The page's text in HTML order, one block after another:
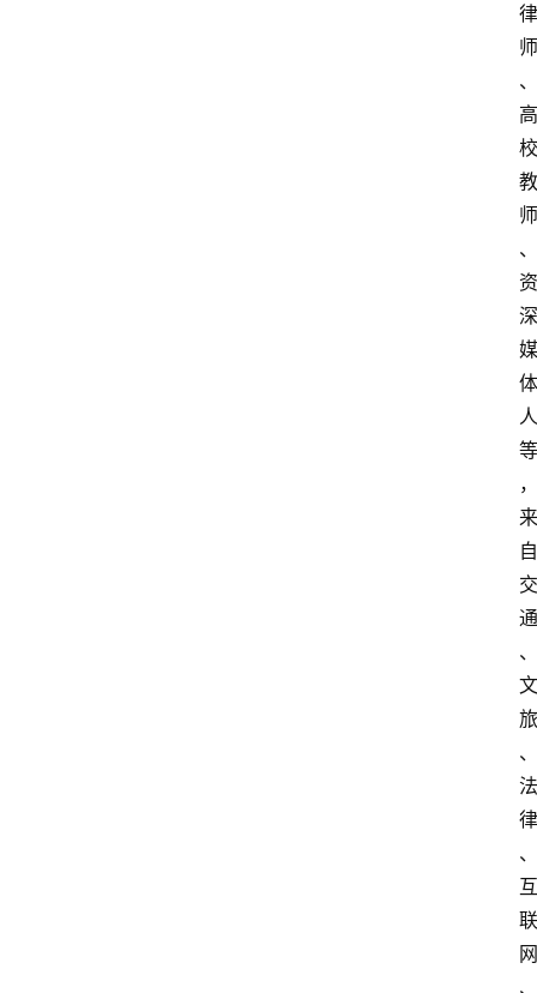
律
师
、
高
校
教
师
、
资
深
媒
体
人
等
，
来
自
交
通
、
文
旅
、
法
律
、
互
联
网
、